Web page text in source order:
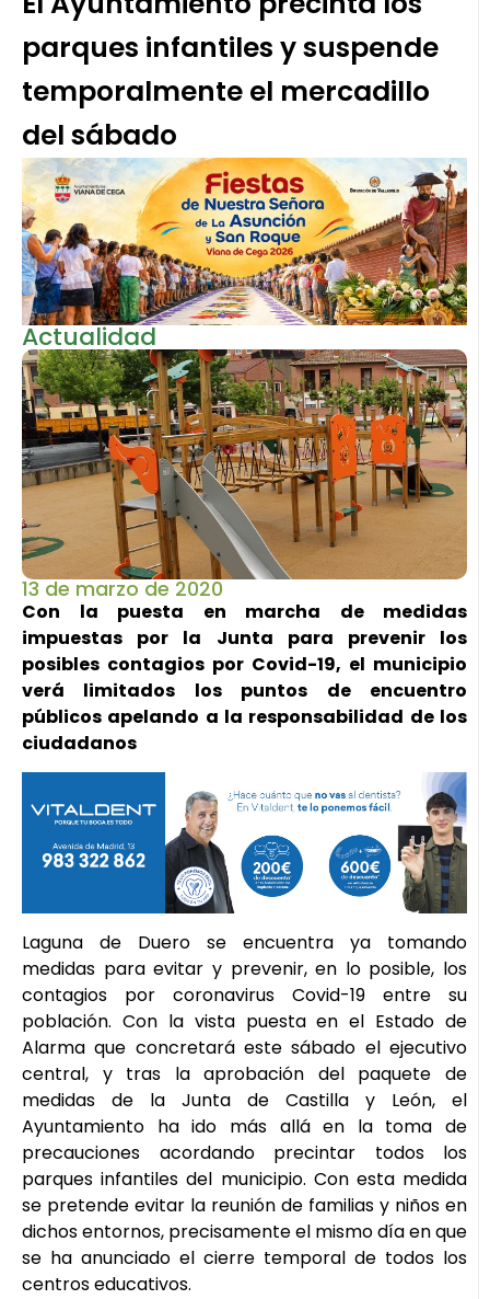
parques infantiles y suspende
temporalmente el mercadillo
del sábado
Actualidad
13 de marzo de 2020
Con la puesta en marcha de medidas
impuestas por la Junta para prevenir los
posibles contagios por Covid-19, el municipio
verá limitados los puntos de encuentro
públicos apelando a la responsabilidad de los
ciudadanos
Laguna de Duero se encuentra ya tomando
medidas para evitar y prevenir, en lo posible, los
contagios por coronavirus Covid-19 entre su
población. Con la vista puesta en el Estado de
Alarma que concretará este sábado el ejecutivo
central, y tras la aprobación del paquete de
medidas de la Junta de Castilla y León, el
Ayuntamiento ha ido más allá en la toma de
precauciones acordando precintar todos los
parques infantiles del municipio. Con esta medida
se pretende evitar la reunión de familias y niños en
dichos entornos, precisamente el mismo día en que
se ha anunciado el cierre temporal de todos los
centros educativos.